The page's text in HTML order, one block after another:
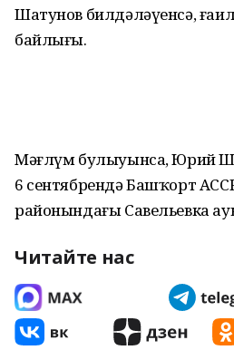
Шатунов билдәләүенсә,
байлығы.
Мәғлүм булыуынса, Юрий
6 сентябрендә Баш­ҡорт
районындағы Савельевка
Читайте нас